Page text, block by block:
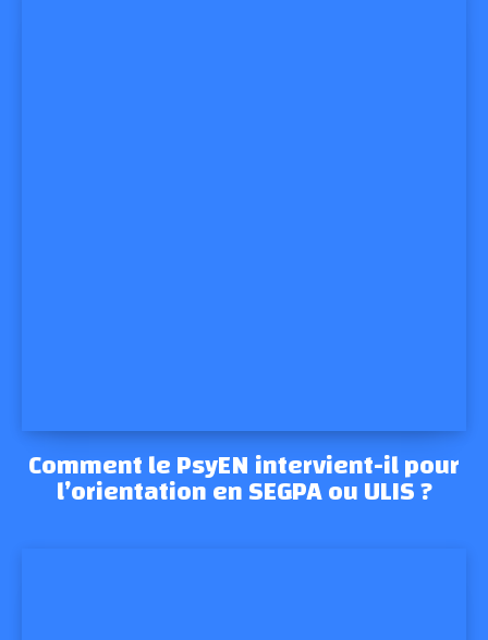
Comment le PsyEN intervient-il pour
l’orientation en SEGPA ou ULIS ?